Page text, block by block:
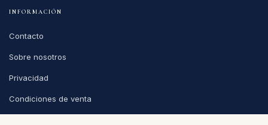
INFORMACIÓN
Contacto
Sobre nosotros
Privacidad
Condiciones de venta